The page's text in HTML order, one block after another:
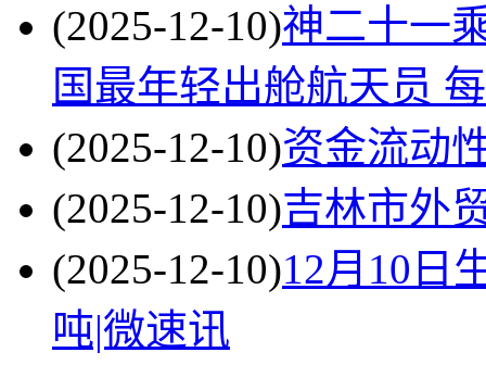
(2025-12-10)神二十一
国最年轻出舱航天员
(2025-12-10)资金流动
(2025-12-10)吉林市外
(2025-12-10)12月10日
吨|微速讯